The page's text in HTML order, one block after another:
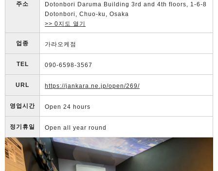
주소
Dotonbori Daruma Building 3rd and 4th floors, 1-6-8
Dotonbori, Chuo-ku, Osaka
>> 0지도 열기
업종 가라오케점
TEL 090-6598-3567
URL https://jankara.ne.jp/open/269/
영업시간 Open 24 hours
정기휴일 Open all year round